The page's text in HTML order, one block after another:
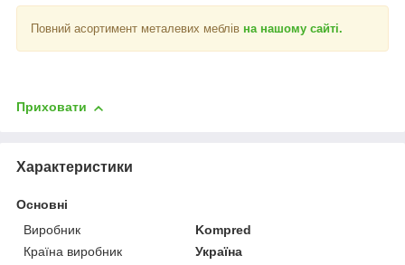
Повний асортимент металевих меблів на нашому сайті.
Приховати
Характеристики
Основні
Виробник
Kompred
Країна виробник
Україна